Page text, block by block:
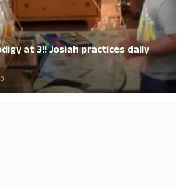
at 3!! Josiah practices daily
0